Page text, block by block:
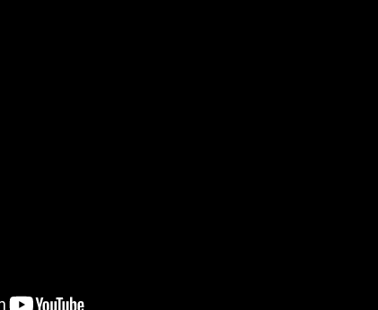
少病少恼否？色身康泰否？道业精进否？目前我们正在
如来藏，祂的第一个微妙法性就是能生万法。如来藏具
中论》亦如是说。第二个意涵就是一切法都是从如来藏
地从如来藏中出生；因此今世的五阴身心消失以后，还
解释了生命的实相是什么，这个困扰一切有情的问题，
师为我们更进一步的说：【有了这十八界，六根六尘六
是在“妙法”如来藏心里面，因为一切种子含藏在如来藏